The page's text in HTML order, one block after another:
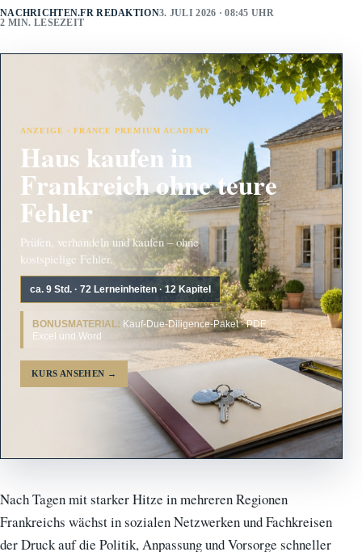
NACHRICHTEN.FR REDAKTION3. JULI 2026 · 08:45 UHR
2 MIN. LESEZEIT
ANZEIGE · FRANCE PREMIUM ACADEMY
Haus kaufen in
Frankreich ohne teure
Fehler
Prüfen, verhandeln und kaufen – ohne
kostspielige Fehler.
ca. 9 Std. · 72 Lerneinheiten · 12 Kapitel
BONUSMATERIAL: Kauf-Due-Diligence-Paket · PDF,
Excel und Word
KURS ANSEHEN →
Nach Tagen mit starker Hitze in mehreren Regionen
Frankreichs wächst in sozialen Netzwerken und Fachkreisen
der Druck auf die Politik, Anpassung und Vorsorge schneller